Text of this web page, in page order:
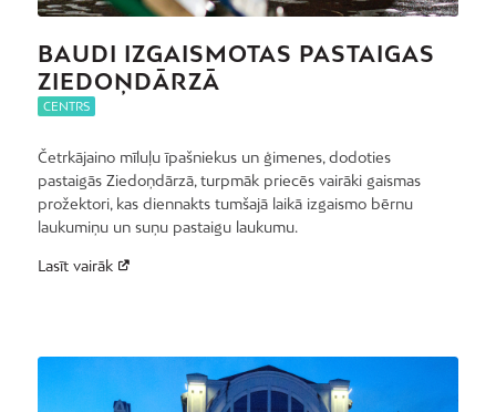
BAUDI IZGAISMOTAS PASTAIGAS
ZIEDOŅDĀRZĀ
CENTRS
Četrkājaino mīluļu īpašniekus un ģimenes, dodoties
pastaigās Ziedoņdārzā, turpmāk priecēs vairāki gaismas
prožektori, kas diennakts tumšajā laikā izgaismo bērnu
laukumiņu un suņu pastaigu laukumu.
Lasīt vairāk